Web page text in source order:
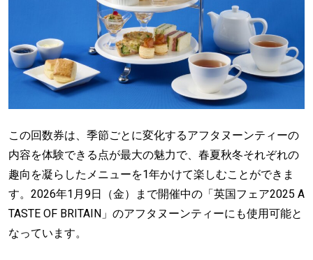
この回数券は、季節ごとに変化するアフタヌーンティーの
内容を体験できる点が最大の魅力で、春夏秋冬それぞれの
趣向を凝らしたメニューを1年かけて楽しむことができま
す。2026年1月9日（金）まで開催中の「英国フェア2025 A
TASTE OF BRITAIN」のアフタヌーンティーにも使用可能と
なっています。